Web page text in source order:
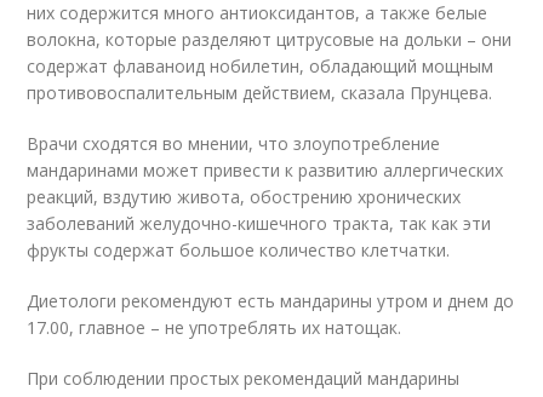
них содержится много антиоксидантов, а также белые
волокна, которые разделяют цитрусовые на дольки – они
содержат флаваноид нобилетин, обладающий мощным
противовоспалительным действием, сказала Прунцева.
Врачи сходятся во мнении, что злоупотребление
мандаринами может привести к развитию аллергических
реакций, вздутию живота, обострению хронических
заболеваний желудочно-кишечного тракта, так как эти
фрукты содержат большое количество клетчатки.
Диетологи рекомендуют есть мандарины утром и днем до
17.00, главное – не употреблять их натощак.
При соблюдении простых рекомендаций мандарины